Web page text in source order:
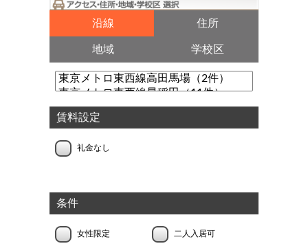
沿線 住所
地域 学校区
賃料設定
礼金なし
条件
女性限定 二人入居可